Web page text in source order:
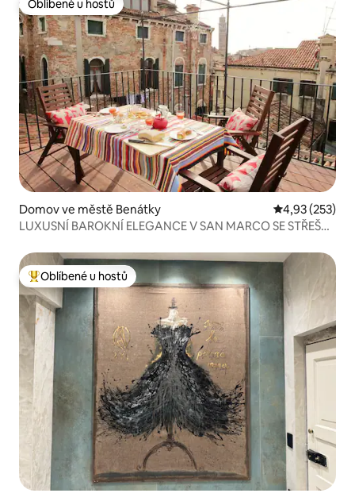
Oblíbené u hostů
Oblíbené u hostů
Domov ve městě Benátky Průměrné
4,93 (253)
LUXUSNÍ BAROKNÍ ELEGANCE V SAN MARCO SE STŘEŠNÍ
Nejlepší v kategorii Oblíbené u hostů
Oblíbené u hostů